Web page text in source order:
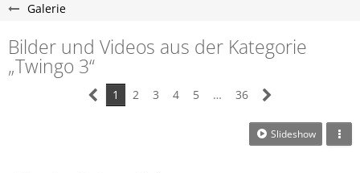
Galerie
Bilder und Videos aus der Kategorie
„Twingo 3“
1 2 3 4 5 … 36
Slideshow